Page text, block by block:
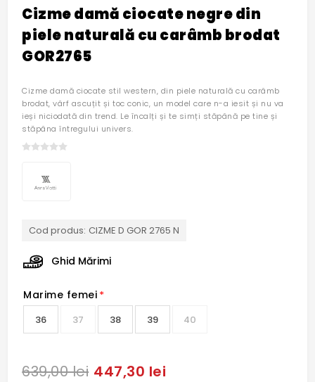
Cizme damă ciocate negre din
piele naturală cu carâmb brodat
GOR2765
Cizme damă ciocate stil western, din piele naturală cu carâmb
brodat, vârf ascuțit și toc conic, un model care n-a iesit și nu va
ieși niciodată din trend. Le încalți și te simți stăpână pe tine și
stăpâna întregului univers.
Cod produs: CIZME D GOR 2765 N
Ghid Mărimi
Marime femei *
36 37 38 39 40
639,00 lei 447,30 lei